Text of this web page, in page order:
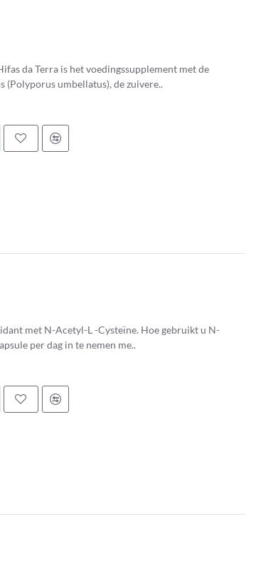
da Terra is het voedingssupplement met de
(Polyporus umbellatus), de zuivere..
L -Cysteïne. Hoe gebruikt u N-
om 1 capsule per dag in te nemen me..